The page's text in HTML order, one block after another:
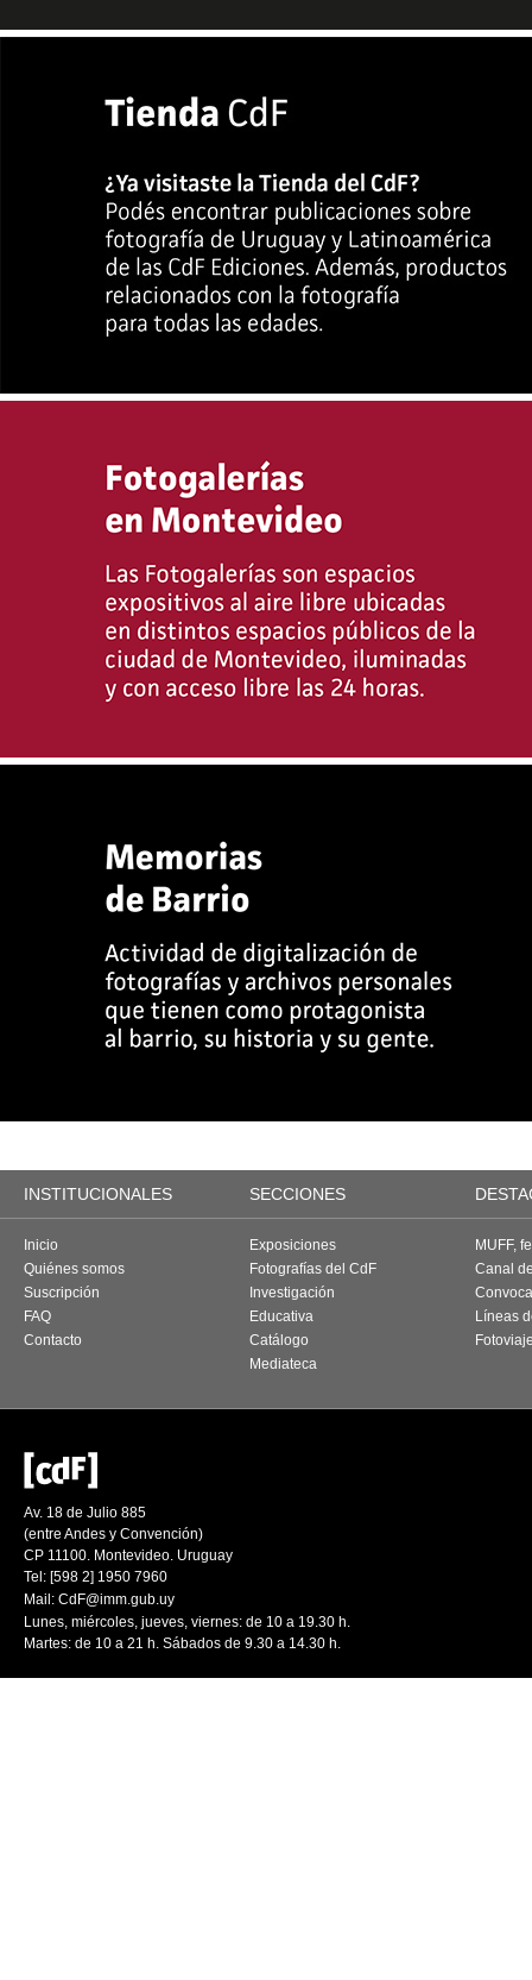
INSTITUCIONALES SECCIONES
Inicio
Quiénes somos
Suscripción
FAQ
Contacto
Exposiciones
Fotografías del CdF
Investigación
Educativa
Catálogo
Mediateca
MUFF,
Canal
Líneas
Av. 18 de Julio 885
(entre Andes y Convención)
CP 11100. Montevideo. Uruguay
Tel: [598 2] 1950 7960
Mail: CdF@imm.gub.uy
Lunes, miércoles, jueves, viernes: de 10 a 19.30 h.
Martes: de 10 a 21 h. Sábados de 9.30 a 14.30 h.